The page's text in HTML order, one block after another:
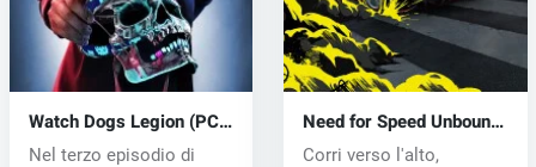
Watch Dogs Legion (PC)
CD key
Nel terzo episodio di
Need for Speed Unbound
(PC) key
Corri verso l'alto,